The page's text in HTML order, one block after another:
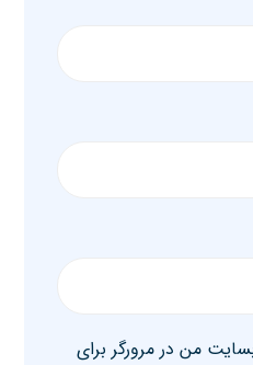
من در مرورگر برای